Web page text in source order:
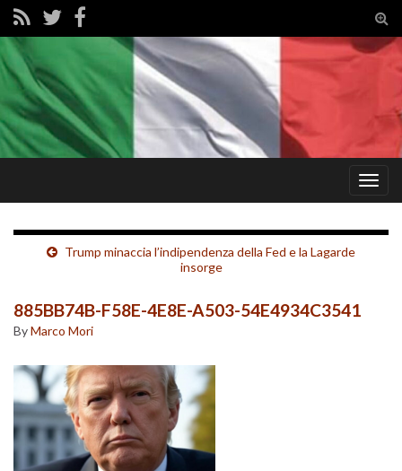
Trump minaccia l’indipendenza della Fed e la Lagarde
insorge
885BB74B-F58E-4E8E-A503-54E4934C3541
ByMarco Mori